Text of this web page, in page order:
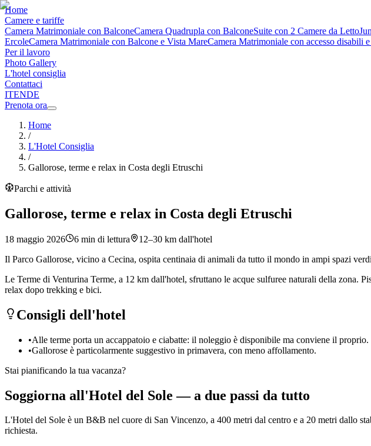
Home
Camere e tariffe
Camera Matrimoniale con BalconeCamera Quadrupla con BalconeSuite con 2 Camere da Letto
ErcoleCamera Matrimoniale con Balcone e Vista MareCamera Matrimoniale con accesso disabili
Per il lavoro
Photo Gallery
L'hotel consiglia
Contattaci
ITENDE
Prenota ora
Home
/
L'Hotel Consiglia
/
Gallorose, terme e relax in Costa degli Etruschi
Parchi e attività
Gallorose, terme e relax in Costa degli Etruschi
18 maggio 2026 6 min di lettura
12–30 km dall'hotel
Il Parco Gallorose, vicino a Cecina, ospita centinaia di animali da tutto il mondo in ampi spazi
Le Terme di Venturina Terme, a 12 km dall'hotel, sfruttano le acque sulfuree naturali della zona.
relax dopo trekking e bici.
Consigli dell'hotel
•Alle terme porta un accappatoio e ciabatte: il noleggio è disponibile ma conviene il proprio.
•Gallorose è particolarmente suggestivo in primavera, con meno affollamento.
Stai pianificando la tua vacanza?
Soggiorna all'Hotel del Sole — a due passi da tutto
L'Hotel del Sole è un B&B nel cuore di San Vincenzo, a 400 metri dal centro e a 20 metri dallo
richiesta.